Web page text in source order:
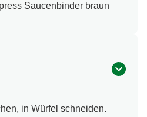
Saucenbinder braun
in Würfel schneiden.